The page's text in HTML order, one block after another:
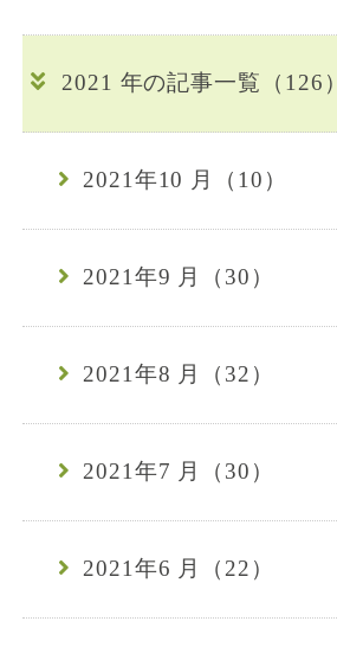
2021 年の記事一覧（126）
2021年10 月（10）
2021年9 月（30）
2021年8 月（32）
2021年7 月（30）
2021年6 月（22）